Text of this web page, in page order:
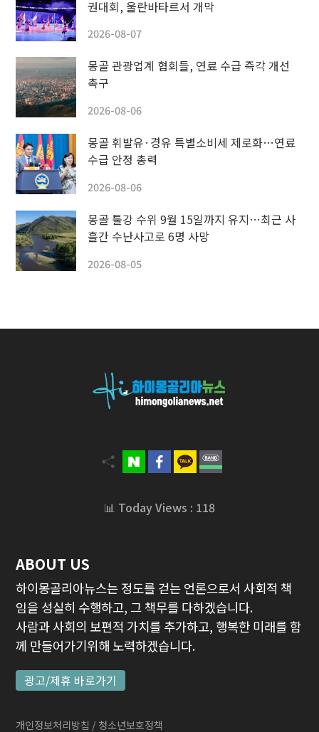
권대회, 울란바타르서 개막
2026-08-07
몽골 관광업계 협회들, 연료 수급 즉각 개선
촉구
2026-08-06
몽골 휘발유·경유 특별소비세 제로화…연료
수급 안정 총력
2026-08-06
몽골 툴강 수위 9월 15일까지 유지…최근 사
흘간 수난사고로 6명 사망
2026-08-05
📊 Today Views : 118
ABOUT US
하이몽골리아뉴스는 정도를 걷는 언론으로서 사회적 책
임을 성실히 수행하고, 그 책무를 다하겠습니다.
사람과 사회의 보편적 가치를 추가하고, 행복한 미래를 함
께 만들어가기위해 노력하겠습니다.
광고/제휴 바로가기
개인정보처리방침 / 청소년보호정책